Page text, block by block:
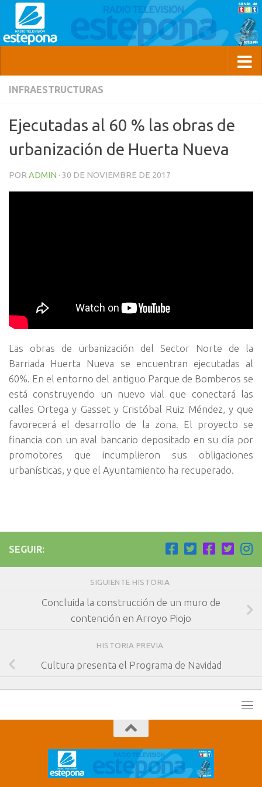
INFRAESTRUCTURAS
Ejecutadas al 60 % las obras de
urbanización de Huerta Nueva
POR ADMIN · 30 DE NOVIEMBRE DE 2017
Las obras de urbanización del Sector Norte de la
Barriada Huerta Nueva se encuentran ejecutadas al
60%. En el entorno del antiguo Parque de Bomberos se
está construyendo un nuevo vial que conectará las
calles Ortega y Gasset y Cristóbal Ruiz Méndez, y que
favorecerá el desarrollo de la zona. El proyecto se
financia con un aval bancario depositado en su día por
promotores que incumplieron sus obligaciones
urbanísticas, y que el Ayuntamiento ha recuperado.
SEGUIR:
SIGUIENTE HISTORIA
Concluida la construcción de un muro de
contención en Arroyo Piojo
HISTORIA PREVIA
Cultura presenta el Programa de Navidad